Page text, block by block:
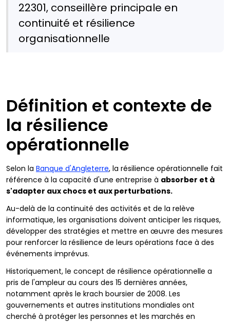
22301, conseillère principale en
continuité et résilience
organisationnelle
Définition et contexte de
la résilience
opérationnelle
Selon la Banque d'Angleterre, la résilience opérationnelle fait
référence à la capacité d'une entreprise à absorber et à
s'adapter aux chocs et aux perturbations.
Au-delà de la continuité des activités et de la relève
informatique, les organisations doivent anticiper les risques,
développer des stratégies et mettre en œuvre des mesures
pour renforcer la résilience de leurs opérations face à des
événements imprévus.
Historiquement, le concept de résilience opérationnelle a
pris de l'ampleur au cours des 15 dernières années,
notamment après le krach boursier de 2008. Les
gouvernements et autres institutions mondiales ont
cherché à protéger les personnes et les marchés en